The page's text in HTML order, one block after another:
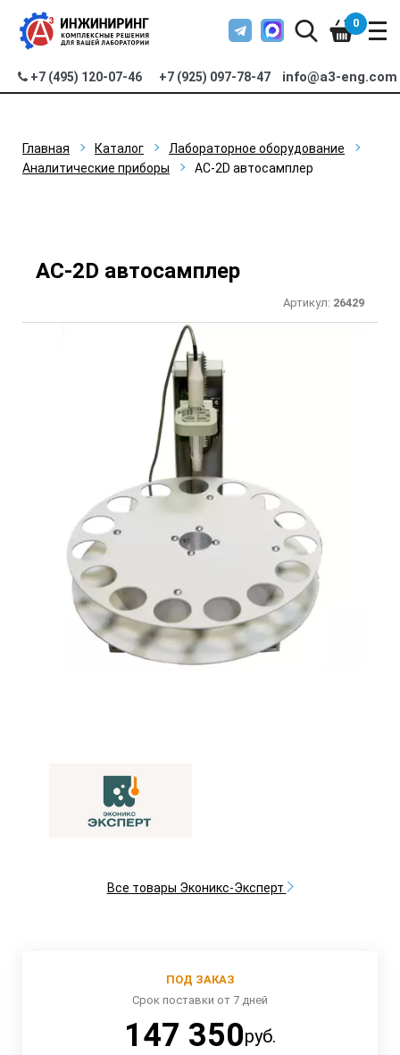
+7 (495) 120-07-46 +7 (925) 097-78-47 info@a3-eng.com
0
Главная Каталог
Лабораторное оборудование
Аналитические приборы
АС-2D автосамплер
АС-2D автосамплер
Артикул: 26429
Все товары Эконикс-Эксперт
ПОД ЗАКАЗ
Срок поставки от 7 дней
147 350руб.